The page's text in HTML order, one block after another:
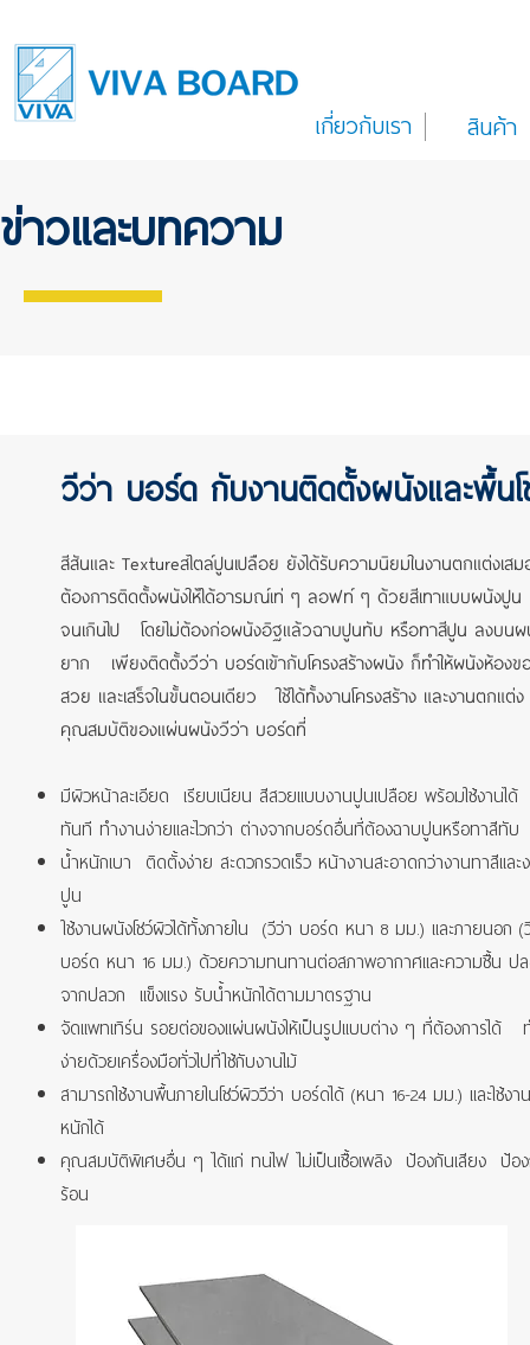
เกี่ยวกับเรา สินค้า
ข่าวและบทความ
วีว่า บอร์ด กับงานติดตั้งผนังและพื้น
สีสันและ Textureสไตล์ปูนเปลือย ยังได้รับความนิยมในงานตกแต่งเส
ต้องการติดตั้งผนังให้ได้อารมณ์เท่ ๆ ลอฟท์ ๆ ด้วยสีเทาแบบผนังปู
จนเกินไป โดยไม่ต้องก่อผนังอิฐแล้วฉาบปูนทับ หรือทาสีปูน ลงบนผ
ยาก เพียงติดตั้งวีว่า บอร์ดเข้ากับโครงสร้างผนัง ก็ทำให้ผนังห้อง
สวย และเสร็จในขั้นตอนเดียว ใช้ได้ทั้งงานโครงสร้าง และงานตก
คุณสมบัติของแผ่นผนังวีว่า บอร์ดที่
มีผิวหน้าละเอียด เรียบเนียน สีสวยแบบงานปูนเปลือย พร้อมใช้งานได้
ทันที ทำงานง่ายและไวกว่า ต่างจากบอร์ดอื่นที่ต้องฉาบปูนหรือทาสีทับ
น้ำหนักเบา ติดตั้งง่าย สะดวกรวดเร็ว หน้างานสะอาดกว่างานทาสีและ
ปูน
ใช้งานผนังโชว์ผิวได้ทั้งภายใน (วีว่า บอร์ด หนา 8 มม.) และภายนอก (
บอร์ด หนา 16 มม.) ด้วยความทนทานต่อสภาพอากาศและความชื้น ป
จากปลวก แข็งแรง รับน้ำหนักได้ตามมาตรฐาน
จัดแพทเทิร์น รอยต่อของแผ่นผนังให้เป็นรูปแบบต่าง ๆ ที่ต้องการได้
ง่ายด้วยเครื่องมือทั่วไปที่ใช้กับงานไม้
สามารถใช้งานพื้นภายในโชว์ผิววีว่า บอร์ดได้ (หนา 16-24 มม.) และใช้ง
หนักได้
คุณสมบัติพิเศษอื่น ๆ ได้แก่ ทนไฟ ไม่เป็นเชื้อเพลิง ป้องกันเสียง ป้อ
ร้อน